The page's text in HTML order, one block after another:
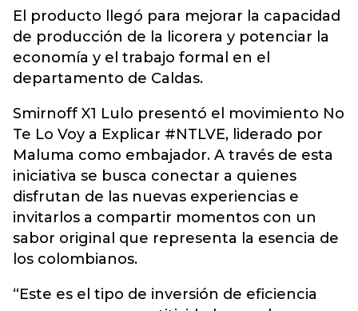
El producto llegó para mejorar la capacidad
de producción de la licorera y potenciar la
economía y el trabajo formal en el
departamento de Caldas.
Smirnoff X1 Lulo presentó el movimiento No
Te Lo Voy a Explicar #NTLVE, liderado por
Maluma como embajador. A través de esta
iniciativa se busca conectar a quienes
disfrutan de las nuevas experiencias e
invitarlos a compartir momentos con un
sabor original que representa la esencia de
los colombianos.
“Este es el tipo de inversión de eficiencia